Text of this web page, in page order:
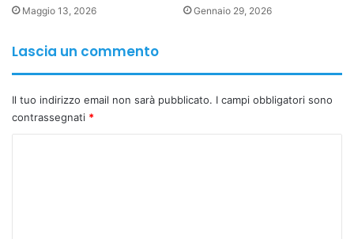
Maggio 13, 2026 Gennaio 29, 2026
Lascia un commento
Il tuo indirizzo email non sarà pubblicato. I campi obbligatori sono
contrassegnati *